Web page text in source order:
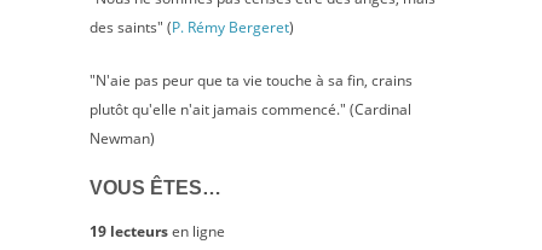
des saints" (P. Rémy Bergeret)
"N'aie pas peur que ta vie touche à sa fin, crains
plutôt qu'elle n'ait jamais commencé." (Cardinal
Newman)
VOUS ÊTES…
19 lecteursen ligne